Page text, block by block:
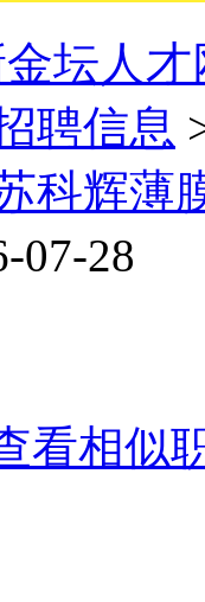
坛人才
聘信息
科辉薄
07-28
看相似